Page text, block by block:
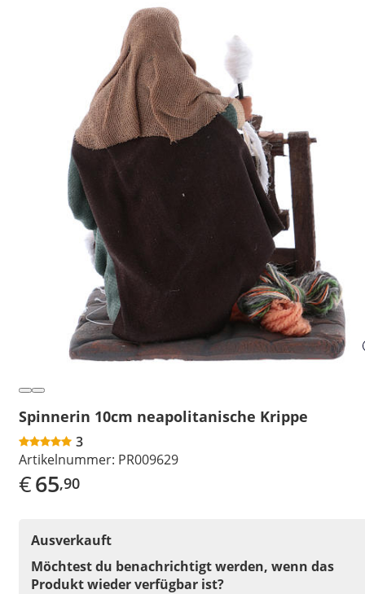
Spinnerin 10cm neapolitanische Krippe
3
Artikelnummer: PR009629
€65,90
Ausverkauft
Möchtest du benachrichtigt werden, wenn das
Produkt wieder verfügbar ist?